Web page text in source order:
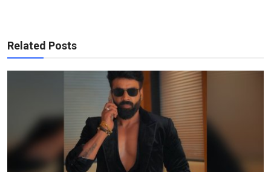
Related Posts